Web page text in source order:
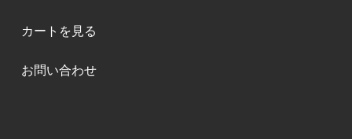
カートを見る
お問い合わせ